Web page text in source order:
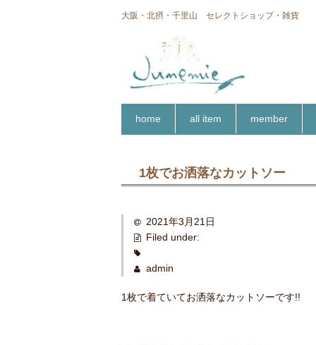
大阪・北摂・千里山 セレクトショップ・雑貨
home all item member
1枚でお洒落なカットソー
2021年3月21日
Filed under:
admin
1枚で着ていてお洒落なカットソーです!!